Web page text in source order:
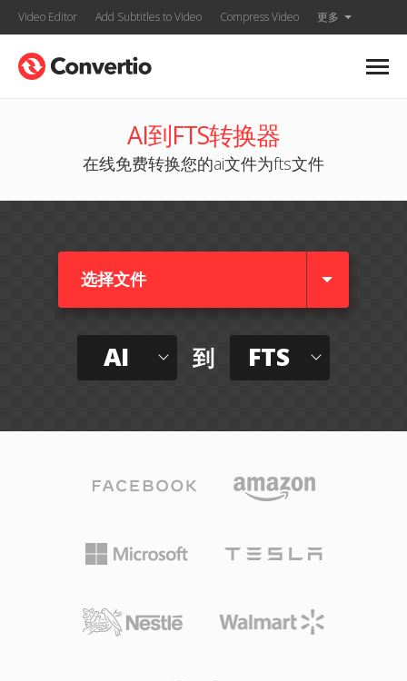
Video Editor Add Subtitles to Video Compress Video 更多
AI到FTS转换器
在线免费转换您的ai文件为fts文件
选择文件
AI 到 FTS